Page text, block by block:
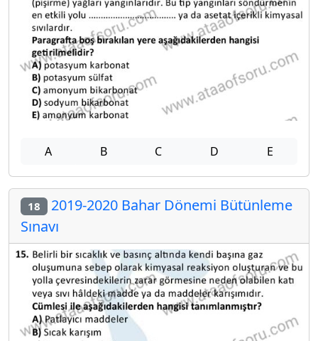
A B C D E
18 2019-2020 Bahar Dönemi Bütünleme
Sınavı